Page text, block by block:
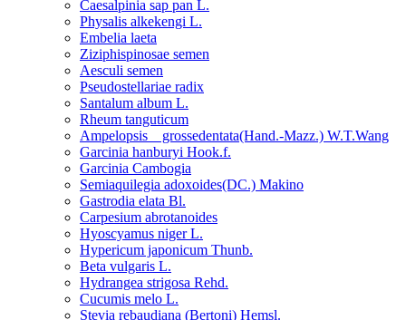
Caesalpinia sap pan L.
Physalis alkekengi L.
Embelia laeta
Ziziphispinosae semen
Aesculi semen
Pseudostellariae radix
Santalum album L.
Rheum tanguticum
Ampelopsis grossedentata(Hand.-Mazz.) W.T.Wang
Garcinia hanburyi Hook.f.
Garcinia Cambogia
Semiaquilegia adoxoides(DC.) Makino
Gastrodia elata Bl.
Carpesium abrotanoides
Hyoscyamus niger L.
Hypericum japonicum Thunb.
Beta vulgaris L.
Hydrangea strigosa Rehd.
Cucumis melo L.
Stevia rebaudiana (Bertoni) Hemsl.